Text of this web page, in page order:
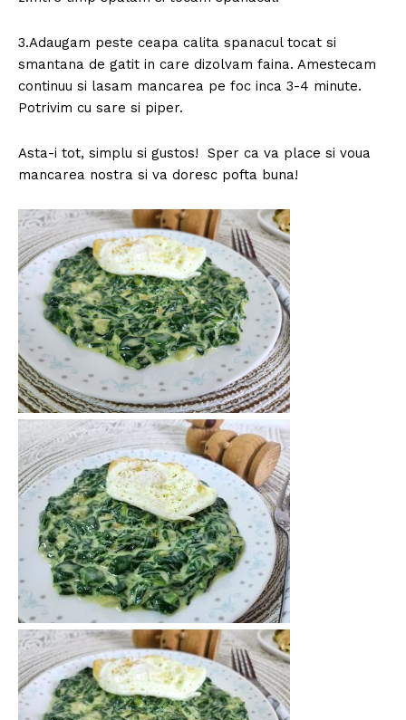
3.Adaugam peste ceapa calita spanacul tocat si
smantana de gatit in care dizolvam faina. Amestecam
continuu si lasam mancarea pe foc inca 3-4 minute.
Potrivim cu sare si piper.
Asta-i tot, simplu si gustos! Sper ca va place si voua
mancarea nostra si va doresc pofta buna!